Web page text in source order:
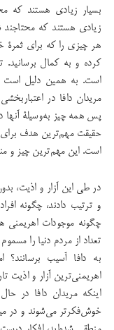
بسیار زیادی هستند كه
زیادی هستند كه
هر چیزی را كه برای ثمرۀ
كرده و به كمال
است. به همین دلیل است
مریدان دافا در
پس همه چیز به‌وسیلۀ آنها
حقیقت مهم‌ترین هدف
است. این مهم‌ترین چیز و
در طی این آزار و اذیت،
و ترتیب دادند، چگونه
چگونه موجودات اهریمنی
تعداد از مردم دنیا را مسموم
به دافا آسیب
اهریمنی‌ترین آزار و
اینکه مریدان دافا در
خوش‌فكرتر می‌شوند و در